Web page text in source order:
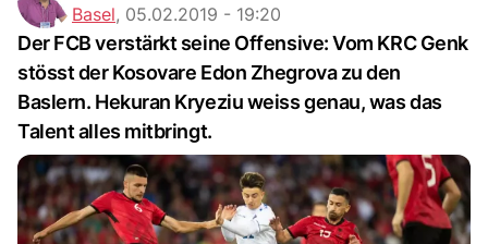
Basel, 05.02.2019 - 19:20
Der FCB verstärkt seine Offensive: Vom KRC Genk
stösst der Kosovare Edon Zhegrova zu den
Baslern. Hekuran Kryeziu weiss genau, was das
Talent alles mitbringt.